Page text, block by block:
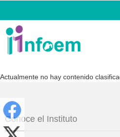
Actualmente no hay contenido
Conoce el Instituto